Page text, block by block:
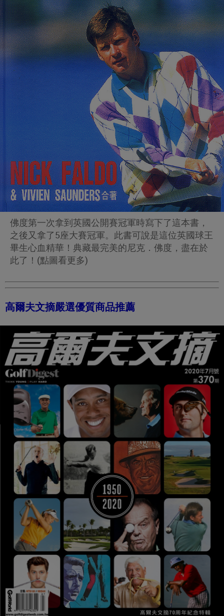
佛度第一次拿到英國公開賽冠軍時寫下了這本書，
之後又拿了5座大賽冠軍。此書可說是這位英國球王
畢生心血精華！典藏最完美的尼克．佛度，盡在於
此了！(點圖看更多)
高爾夫文摘嚴選優質商品推薦